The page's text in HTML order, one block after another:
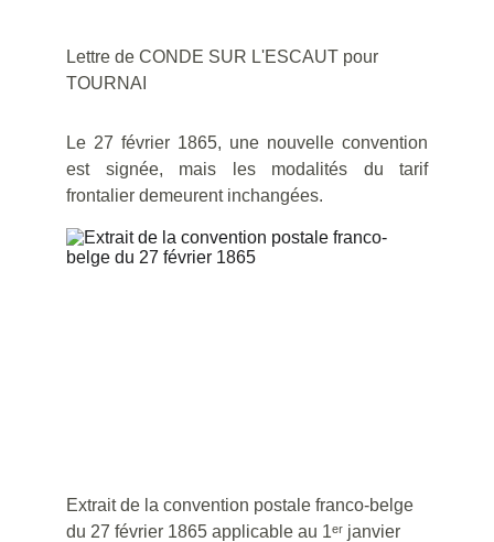
Le 27 février 1865, une nouvelle convention
est signée, mais les modalités du tarif
frontalier demeurent inchangées.
Extrait de la convention postale franco-belge
du 27 février 1865 applicable au 1ᵉʳ janvier
Lettre de CONDE SUR L'ESCAUT pour
TOURNAI